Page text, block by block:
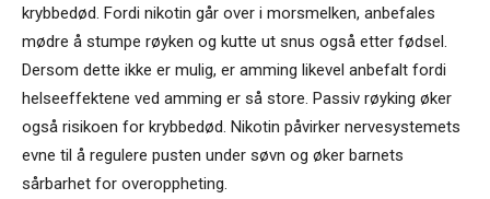
krybbedød. Fordi nikotin går over i morsmelken, anbefales
mødre å stumpe røyken og kutte ut snus også etter fødsel.
Dersom dette ikke er mulig, er amming likevel anbefalt fordi
helseeffektene ved amming er så store. Passiv røyking øker
også risikoen for krybbedød. Nikotin påvirker nervesystemets
evne til å regulere pusten under søvn og øker barnets
sårbarhet for overoppheting.